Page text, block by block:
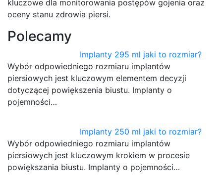
kluczowe dla monitorowania postępów gojenia oraz
oceny stanu zdrowia piersi.
Polecamy
Implanty 295 ml jaki to rozmiar?
Wybór odpowiedniego rozmiaru implantów
piersiowych jest kluczowym elementem decyzji
dotyczącej powiększenia biustu. Implanty o
pojemności…
Implanty 250 ml jaki to rozmiar?
Wybór odpowiedniego rozmiaru implantów
piersiowych jest kluczowym krokiem w procesie
powiększania biustu. Implanty o pojemności…